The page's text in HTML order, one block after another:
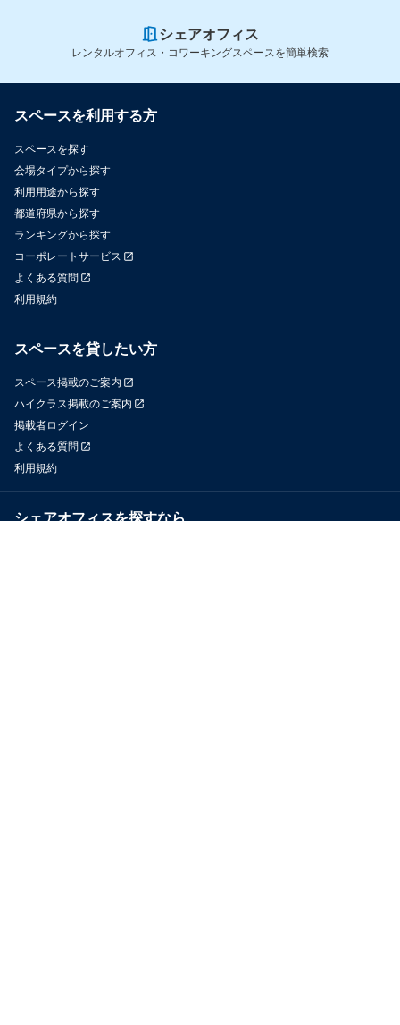
シェアオフィス
レンタルオフィス・コワーキングスペースを簡単検索
スペースを利用する方
スペースを探す
会場タイプから探す
利用用途から探す
都道府県から探す
ランキングから探す
コーポレートサービス
よくある質問
利用規約
スペースを貸したい方
スペース掲載のご案内
ハイクラス掲載のご案内
掲載者ログイン
よくある質問
利用規約
シェアオフィスを探すなら